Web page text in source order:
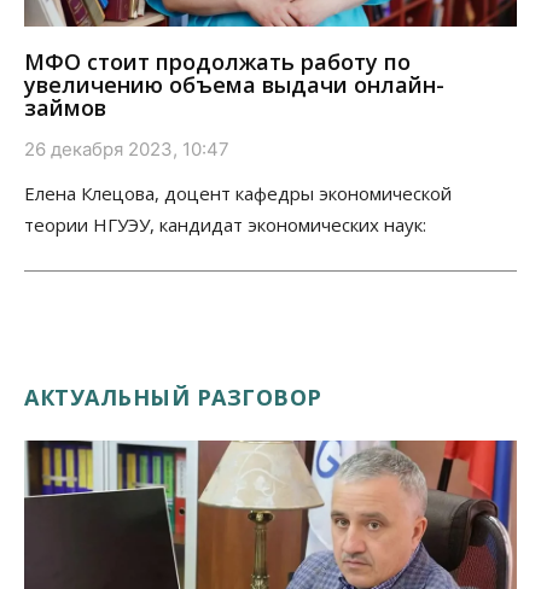
МФО стоит продолжать работу по
увеличению объема выдачи онлайн-
займов
26 декабря 2023, 10:47
Елена Клецова, доцент кафедры экономической
теории НГУЭУ, кандидат экономических наук:
АКТУАЛЬНЫЙ РАЗГОВОР